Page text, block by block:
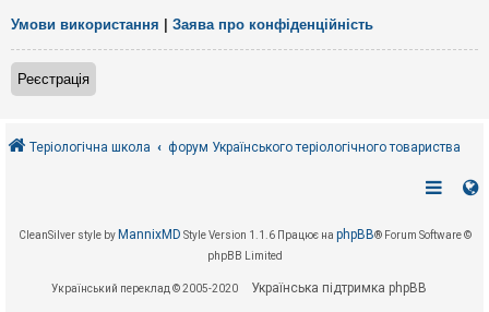
А
к
т
и
і
Умови використання Заява про конфіденційність
Реєстрація
Теріологічна школа форум Українського теріологічного товариства
CleanSilver style by MannixMD Style Version 1.1.6 Працює на phpBB® Forum Software ©
phpBB Limited
Український переклад © 2005-2020 Українська підтримка phpBB